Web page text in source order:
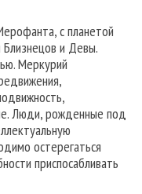
с планетой
Близнецов и Девы.
Меркурий
Люди, рожденные под
остерегаться
приспосабливать